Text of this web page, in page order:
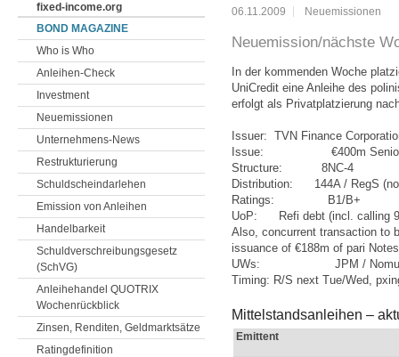
06.11.2009 Neuemissionen
Neuemission/nächste
In der kommenden Woche
UniCredit eine Anleihe des
erfolgt als Privatplatzierung
Issuer: TVN Finance
Issue: €400m Senior
Structure: 8NC-4
Distribution: 144A / RegS (no
Ratings: B1/B+
UoP: Refi debt (incl. calling
Also, concurrent transaction to
issuance of €188m of pari
UWs: JPM / Nomura //
Timing: R/S next Tue/Wed,
Mittelstandsanleihen –
Emittent
fixed-income.org
BOND MAGAZINE
Who is Who
Anleihen-Check
Investment
Neuemissionen
Unternehmens-News
Restrukturierung
Schuldscheindarlehen
Emission von Anleihen
Handelbarkeit
Schuldverschreibungsgesetz
(SchVG)
Anleihehandel QUOTRIX
Wochenrückblick
Zinsen, Renditen, Geldmarktsätze
Ratingdefinition